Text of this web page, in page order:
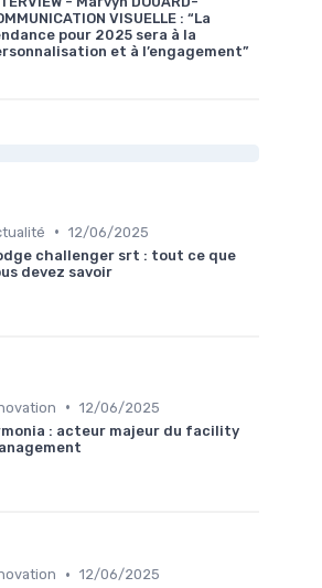
VISUELLE : “La
pour 2025 sera à la
et à l’engagement”
• 12/06/2025
challenger srt : tout ce que
devez savoir
• 12/06/2025
: acteur majeur du facility
• 12/06/2025